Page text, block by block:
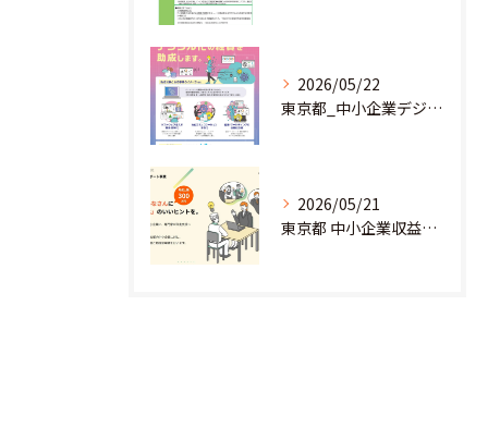
2026/05/22
東京都_中小企業デジタル導入促進補助事業のお知らせ
2026/05/21
東京都 中小企業収益力強化サポート事業